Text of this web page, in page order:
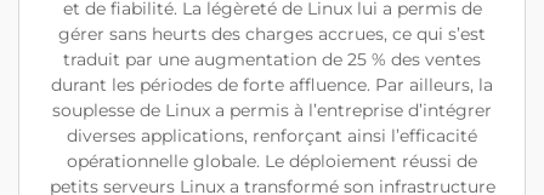
et de fiabilité. La légèreté de Linux lui a permis de
gérer sans heurts des charges accrues, ce qui s’est
traduit par une augmentation de 25 % des ventes
durant les périodes de forte affluence. Par ailleurs, la
souplesse de Linux a permis à l’entreprise d’intégrer
diverses applications, renforçant ainsi l’efficacité
opérationnelle globale. Le déploiement réussi de
petits serveurs Linux a transformé son infrastructure